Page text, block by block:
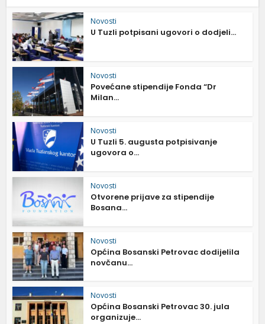
Novosti
U Tuzli potpisani ugovori o dodjeli...
Novosti
Povećane stipendije Fonda “Dr
Milan...
Novosti
U Tuzli 5. augusta potpisivanje
ugovora o...
Novosti
Otvorene prijave za stipendije
Bosana...
Novosti
Općina Bosanski Petrovac dodijelila
novčanu...
Novosti
Općina Bosanski Petrovac 30. jula
organizuje...